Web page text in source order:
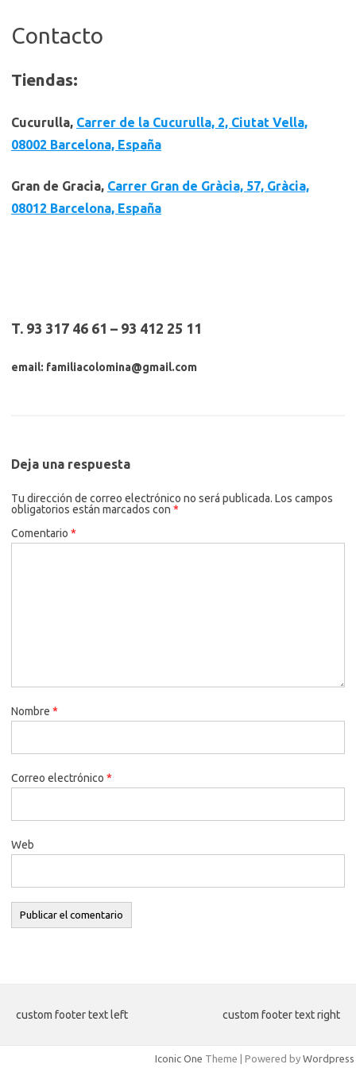
Contacto
Tiendas:
Cucurulla, Carrer de la Cucurulla, 2, Ciutat Vella,
08002 Barcelona, España
Gran de Gracia, Carrer Gran de Gràcia, 57, Gràcia,
08012 Barcelona, España
T. 93 317 46 61 – 93 412 25 11
email: familiacolomina@gmail.com
Deja una respuesta
Tu dirección de correo electrónico no será publicada. Los campos
obligatorios están marcados con *
Comentario *
Nombre *
Correo electrónico *
Web
custom footer text left custom footer text right
Iconic One Theme | Powered by Wordpress